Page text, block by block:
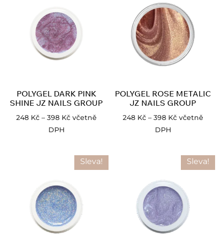
POLYGEL DARK PINK
SHINE JZ NAILS GROUP
248 Kč – 398 Kč včetně
DPH
POLYGEL ROSE METALIC
JZ NAILS GROUP
248 Kč – 398 Kč včetně
DPH
Sleva! Sleva!